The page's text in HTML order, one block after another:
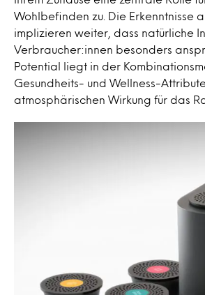
Wohlbefinden zu. Die Erkenntnisse
implizieren weiter, dass natürliche
Verbraucher:innen besonders
Potential liegt in der
Gesundheits- und Wellness-
atmosphärischen Wirkung für das